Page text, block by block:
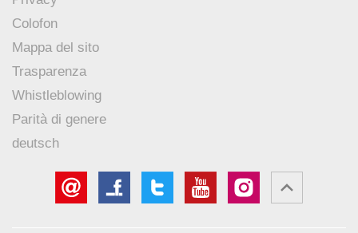
Colofon
Mappa del sito
Trasparenza
Whistleblowing
Parità di genere
deutsch